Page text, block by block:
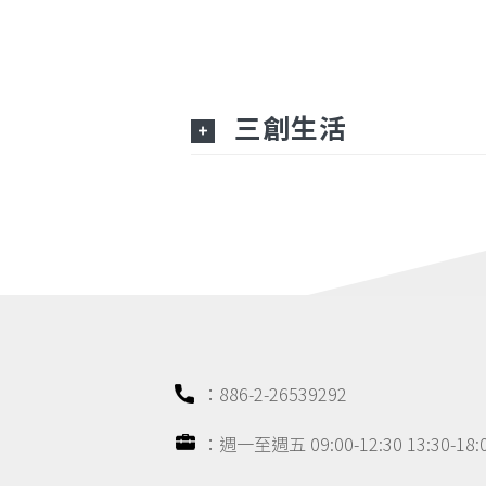
三創生活
：886-2-26539292
：週一至週五 09:00-12:30 13:30-